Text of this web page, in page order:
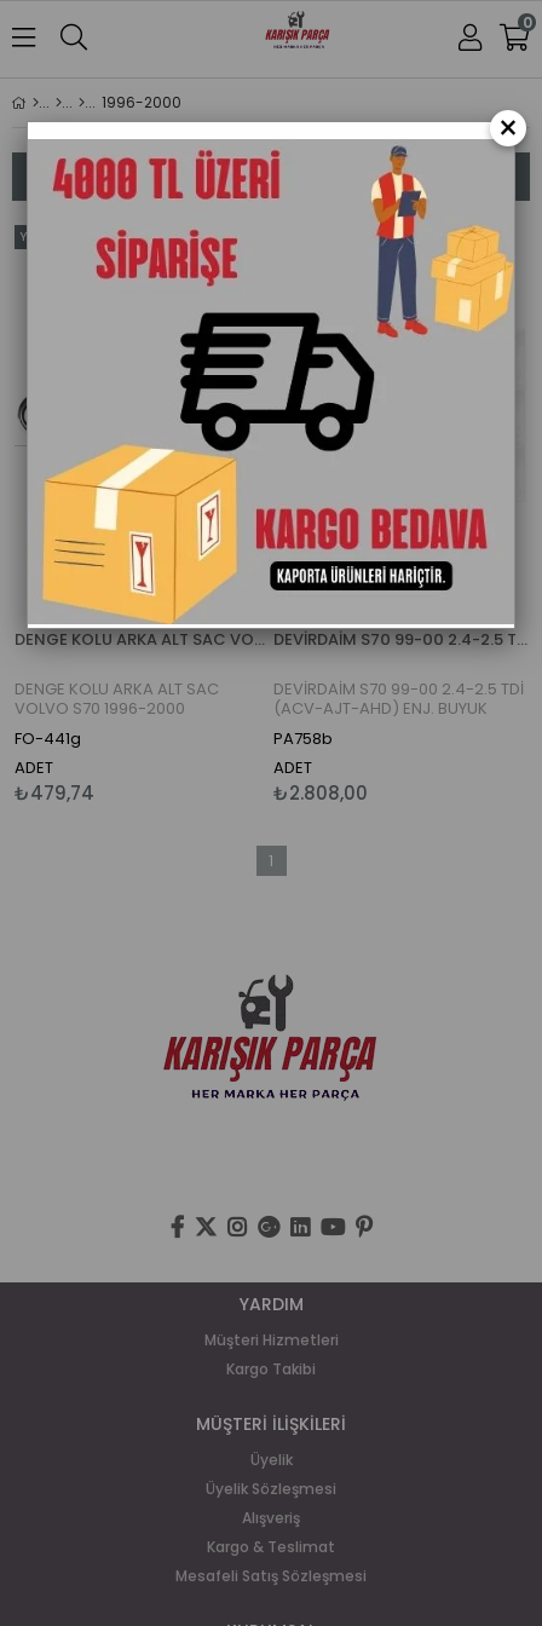
0
1996-2000
Filtreleme
Sıralama
DENGE KOLU ARKA ALT SAC VOLVO S70 1996-2000
DENGE KOLU ARKA ALT SAC
VOLVO S70 1996-2000
FO-441g
ADET
₺479,74
Yeni
DEVİRDAİM S70 99-00 2.4-2.5 TDİ (ACV-AJT-AHD) ENJ. BUYUK KAFA (TUM MODEL)
DEVİRDAİM S70 99-00 2.4-2.5 TDİ
(ACV-AJT-AHD) ENJ. BUYUK
KAFA (TUM MODEL)
PA758b
ADET
₺2.808,00
1
YARDIM
Müşteri Hizmetleri
Kargo Takibi
MÜŞTERİ İLİŞKİLERİ
Üyelik
Üyelik Sözleşmesi
Alışveriş
Kargo & Teslimat
Mesafeli Satış Sözleşmesi
×